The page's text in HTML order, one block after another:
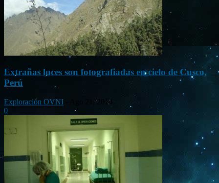
Extrañas luces son fotografiadas en cielo de Cusco,
Perú
Exploración OVNI
Ago 21, 2014
0